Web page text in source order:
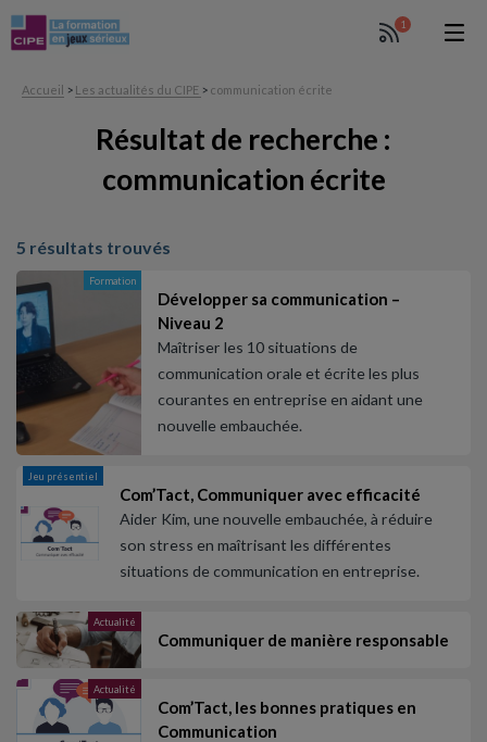
1
Accueil > Les actualités du CIPE > communication écrite
Résultat de recherche :
communication écrite
5 résultats trouvés
Formation
Développer sa communication –
Niveau 2
Maîtriser les 10 situations de
communication orale et écrite les plus
courantes en entreprise en aidant une
nouvelle embauchée.
Jeu présentiel
Com’Tact, Communiquer avec efficacité
Aider Kim, une nouvelle embauchée, à réduire
son stress en maîtrisant les différentes
situations de communication en entreprise.
Actualité
Communiquer de manière responsable
Actualité
Com’Tact, les bonnes pratiques en
Communication